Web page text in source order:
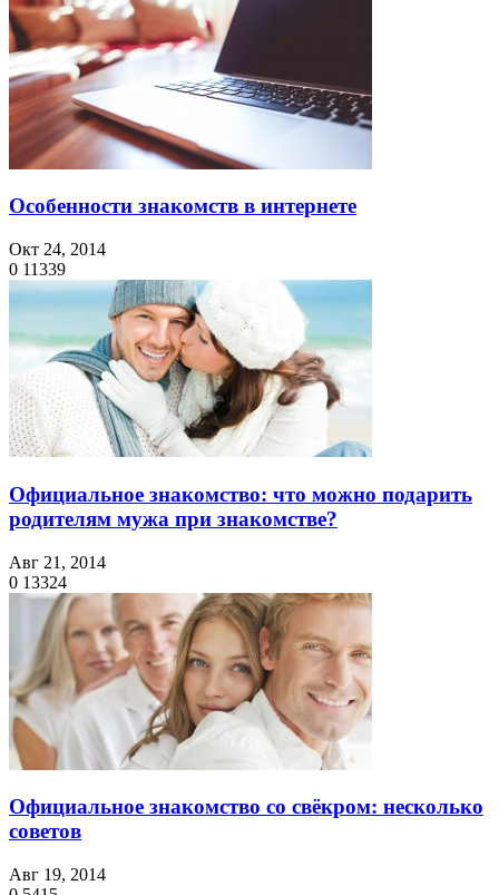
Особенности знакомств в интернете
Окт 24, 2014
0 11339
Официальное знакомство: что можно подарить
родителям мужа при знакомстве?
Авг 21, 2014
0 13324
Официальное знакомство со свёкром: несколько
советов
Авг 19, 2014